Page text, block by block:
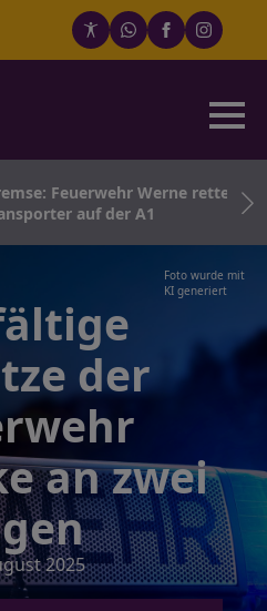
Feuerwehr Werne rettet
auf der A1
Foto wurde mit
KI generiert
der
an zwei
2025